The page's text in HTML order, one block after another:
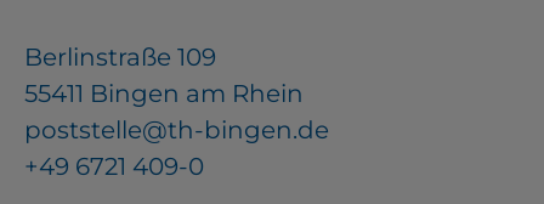
Berlinstraße 109
55411 Bingen am Rhein
poststelle@th-bingen.de
+49 6721 409-0
Drittanbieter, bspw. über das
Einbinden externer Videos,
Standortdaten oder
Stellenanzeigen.